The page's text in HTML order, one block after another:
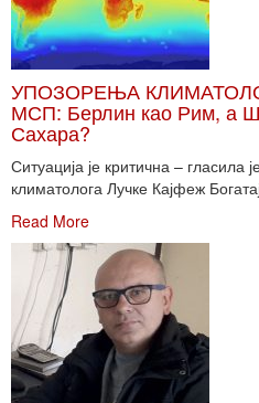
УПОЗОРЕЊА
МСП: Берлин као Рим, а
Сахара?
Ситуација је критична – гласила
климатолога Лучке Кајфеж
Read More